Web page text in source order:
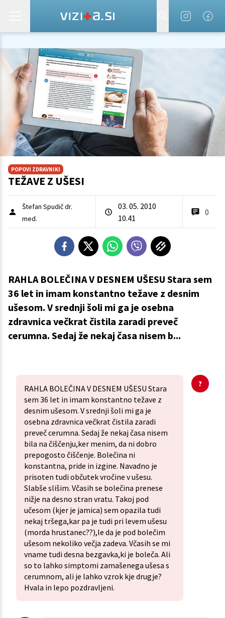
POPOVI ZDRAVNIKI
TEŽAVE Z UŠESI
Štefan Spudič dr.
med.
03. 05. 2010
10.41
0
RAHLA BOLEČINA V DESNEM UŠESU Stara sem
36 let in imam konstantno težave z desnim
ušesom. V srednji šoli mi ga je osebna
zdravnica večkrat čistila zaradi preveč
cerumna. Sedaj že nekaj časa nisem b...
RAHLA BOLEČINA V DESNEM UŠESU Stara
sem 36 let in imam konstantno težave z
desnim ušesom. V srednji šoli mi ga je
osebna zdravnica večkrat čistila zaradi
preveč cerumna. Sedaj že nekaj časa nisem
bila na čiščenju,ker menim, da ni dobro
prepogosto čiščenje. Bolečina ni
konstantna, pride in izgine. Navadno je
prisoten tudi občutek vročine v ušesu.
Slabše slišim. Včasih se bolečina prenese
nižje na desno stran vratu. Takoj pod
učesom (kjer je jamica) sem opazila tudi
nekaj tršega,kar pa je tudi pri levem ušesu
(morda hrustanec??),le da je pod bolečim
ušesom nekoliko večja zadeva. Včasih se mi
vname tudi desna bezgavka,ki je boleča. Ali
so to lahko simptomi zamašenega ušesa s
cerumnom, ali je lahko vzrok kje drugje?
Hvala in lepo pozdravljeni.